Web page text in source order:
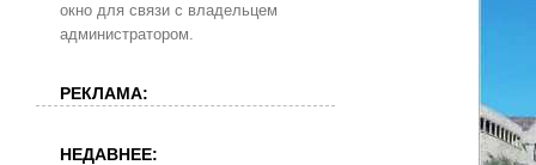
окно для связи с владельцем
администратором.
РЕКЛАМА:
НЕДАВНЕЕ: